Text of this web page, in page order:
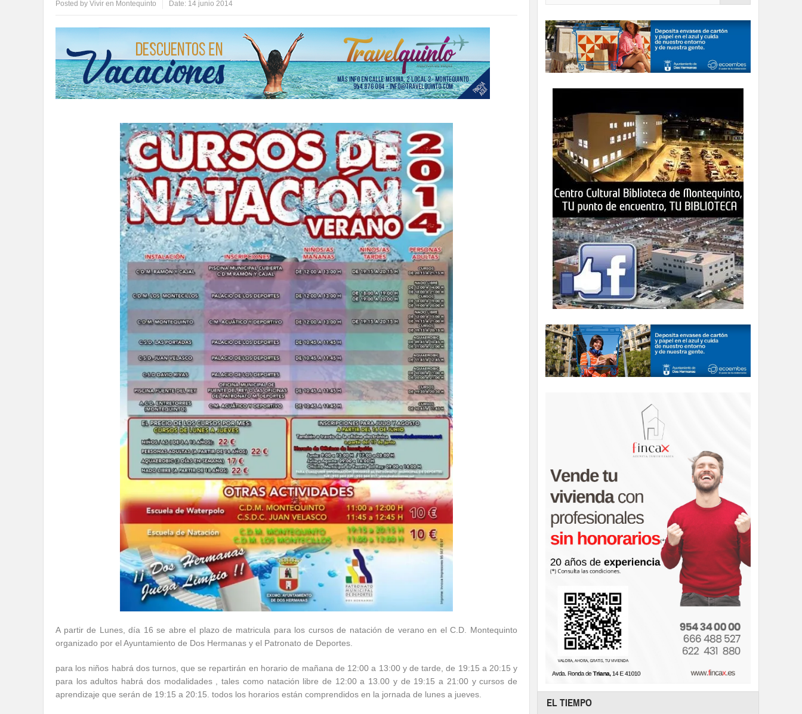
Posted by Vivir en Montequinto Date: 14 junio 2014
A partir de Lunes, día 16 se abre el plazo de matricula para los cursos de natación de verano en el C.D. Montequinto
organizado por el Ayuntamiento de Dos Hermanas y el Patronato de Deportes.
para los niños habrá dos turnos, que se repartirán en horario de mañana de 12:00 a 13:00 y de tarde, de 19:15 a 20:15 y
para los adultos habrá dos modalidades , tales como natación libre de 12:00 a 13.00 y de 19:15 a 21:00 y cursos de
aprendizaje que serán de 19:15 a 20:15. todos los horarios están comprendidos en la jornada de lunes a jueves.
EL TIEMPO